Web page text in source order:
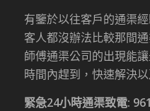
有鑒於以往客戶的通渠
客人都沒辦法比較那間
師傅通渠公司的出現能
時間內趕到，快速解決
緊急24小時通渠致電: